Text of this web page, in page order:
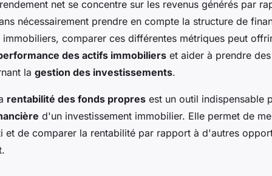
net se concentre sur les revenus générés par
nécessairement prendre en compte la structure de
immobiliers, comparer ces différentes métriques peut
des actifs immobiliers et aider à prendre
la gestion des investissements.
rentabilité des fonds propres est un outil indispensable
d'un investissement immobilier. Elle permet de
et de comparer la rentabilité par rapport à d'autres